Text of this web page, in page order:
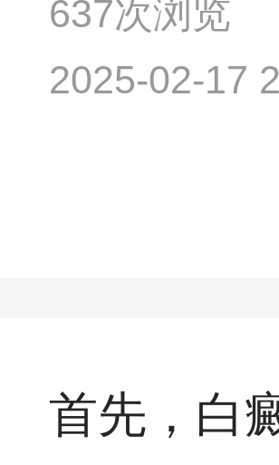
637次浏览
2025-02-17
首先，白